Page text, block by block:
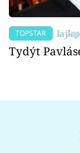
TOPSTAR
Tydýt